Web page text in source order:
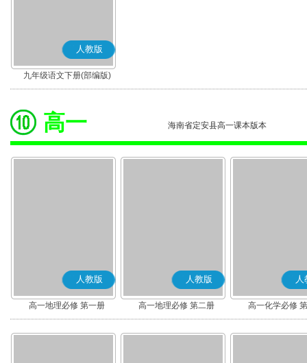
人教版
九年级语文下册(部编版)
高一 海南省定安县高一课本版本
人教版
高一地理必修 第一册
人教版
高一地理必修 第二册
人
高一化学必修